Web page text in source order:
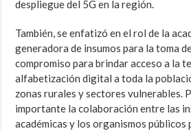
despliegue del 5G en la región.
También, se enfatizó en el rol de la
generadora de insumos para la toma
compromiso para brindar acceso a la
alfabetización digital a toda la
zonas rurales y sectores vulnerables.
importante la colaboración entre las
académicas y los organismos públicos